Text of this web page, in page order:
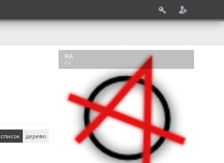
RA
RA
список дерево